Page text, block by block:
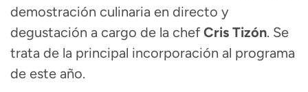
demostración culinaria en directo y
degustación a cargo de la chef Cris Tizón. Se
trata de la principal incorporación al programa
de este año.